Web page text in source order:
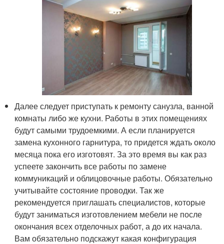
Далее следует приступать к ремонту санузла, ванной
комнаты либо же кухни. Работы в этих помещениях
будут самыми трудоемкими. А если планируется
замена кухонного гарнитура, то придется ждать около
месяца пока его изготовят. За это время вы как раз
успеете закончить все работы по замене
коммуникаций и облицовочные работы. Обязательно
учитывайте состояние проводки. Так же
рекомендуется приглашать специалистов, которые
будут заниматься изготовлением мебели не после
окончания всех отделочных работ, а до их начала.
Вам обязательно подскажут какая конфигурация